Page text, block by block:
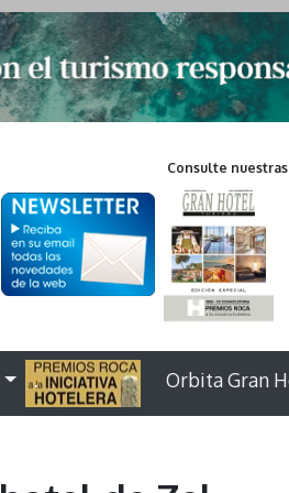
Consulte
. Orbita Gran